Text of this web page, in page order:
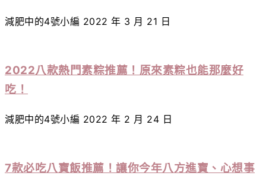
減肥中的4號小編 2022 年 3 月 21 日
2022八款熱門素粽推薦！原來素粽也能那麼好
吃！
減肥中的4號小編 2022 年 2 月 24 日
7款必吃八寶飯推薦！讓你今年八方進寶、心想事